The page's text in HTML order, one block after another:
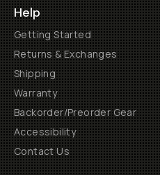
Help
Getting Started
Returns & Exchanges
Shipping
Warranty
Backorder/Preorder Gear
Accessibility
Contact Us